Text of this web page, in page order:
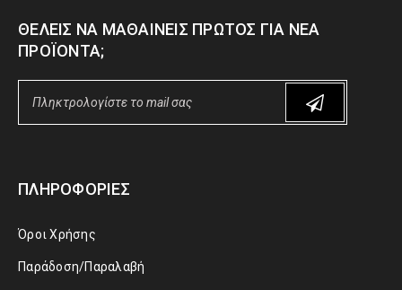
ΘΈΛΕΙΣ ΝΑ ΜΑΘΑΊΝΕΙΣ ΠΡΏΤΟΣ ΓΙΑ ΝΈΑ
ΠΡΟΪΌΝΤΑ;
ΠΛΗΡΟΦΟΡΊΕΣ
Όροι Χρήσης
Παράδοση/Παραλαβή